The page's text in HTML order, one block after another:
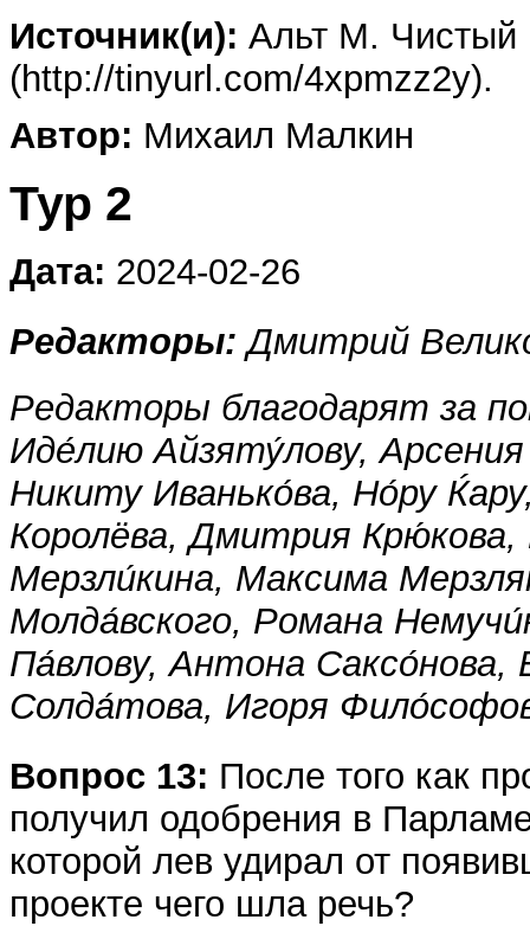
Источник(и): Альт М.
(http://tinyurl.com/4xpmzz2y).
Автор: Михаил Малкин
Тур 2
Дата: 2024-02-26
Редакторы: Дмитрий
Редакторы благодарят за
Иде́лию Айзяту́лову,
Никиту Иванько́ва, Но́ру
Королёва, Дмитрия
Мерзли́кина, Максима
Молда́вского, Романа
Па́влову, Антона
Солда́това, Игоря
Вопрос 13: После того как
получил одобрения в
которой лев удирал от
проекте чего шла речь?